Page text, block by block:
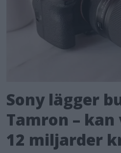
Sony lägger
Tamron –
12 miljarder